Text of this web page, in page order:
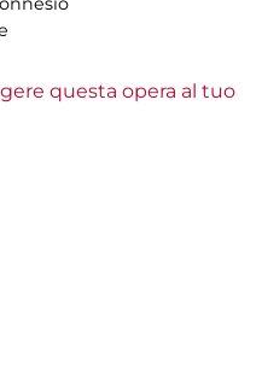
questa opera al tuo